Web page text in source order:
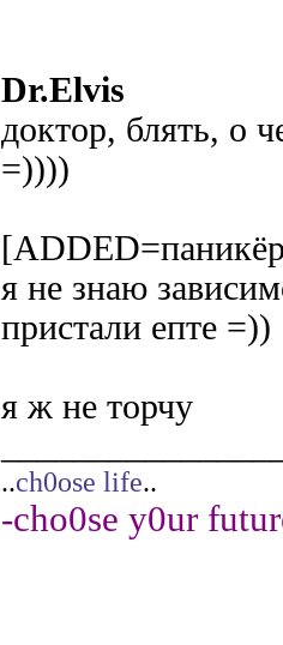
Dr.Elvis
доктор, блять, о
=))))
я не знаю
пристали епте =))
я ж не торчу
..ch0ose life..
-cho0se y0ur